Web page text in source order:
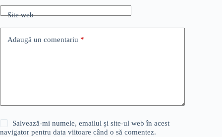
Site web
Adaugă un comentariu *
Salvează-mi numele, emailul și site-ul web în acest
navigator pentru data viitoare când o să comentez.